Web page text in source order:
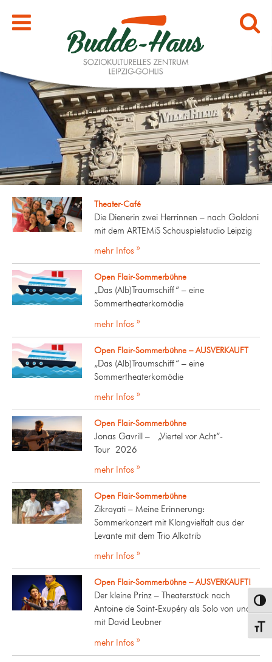
Theater-Café
Die Dienerin zwei Herrinnen – nach Goldoni
mit dem ARTEMiS Schauspielstudio Leipzig
mehr Infos »
Open Flair-Sommerbühne
„Das (Alb)Traumschiff“ – eine
Sommertheaterkomödie
mehr Infos »
Open Flair-Sommerbühne – AUSVERKAUFT
„Das (Alb)Traumschiff“ – eine
Sommertheaterkomödie
mehr Infos »
Open Flair-Sommerbühne
Jonas Gavrill – „Viertel vor Acht“-
Tour 2026
mehr Infos »
Open Flair-Sommerbühne
Zikrayati – Meine Erinnerung:
Sommerkonzert mit Klangvielfalt aus der
Levante mit dem Trio Alkatrib
mehr Infos »
Open Flair-Sommerbühne – AUSVERKAUFT!
Der kleine Prinz – Theaterstück nach
Antoine de Saint-Exupéry als Solo von und
mit David Leubner
mehr Infos »